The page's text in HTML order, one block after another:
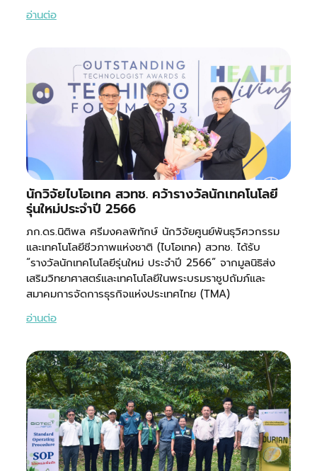
อ่านต่อ
นักวิจัยไบโอเทค สวทช. คว้ารางวัลนักเทคโนโลยี
รุ่นใหม่ประจำปี 2566
ภก.ดร.นิติพล ศรีมงคลพิทักษ์ นักวิจัยศูนย์พันธุวิศวกรรม
และเทคโนโลยีชีวภาพแห่งชาติ (ไบโอเทค) สวทช. ได้รับ
“รางวัลนักเทคโนโลยีรุ่นใหม่ ประจำปี 2566” จากมูลนิธิส่ง
เสริมวิทยาศาสตร์และเทคโนโลยีในพระบรมราชูปถัมภ์และ
สมาคมการจัดการธุรกิจแห่งประเทศไทย (TMA)
อ่านต่อ